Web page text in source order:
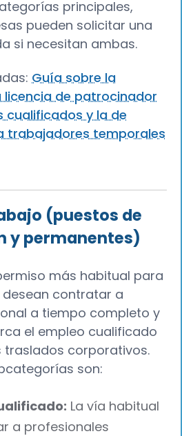
principales,
pueden solicitar una
si necesitan ambas.
Guía sobre la
licencia de patrocinador
y la de
trabajadores temporales
(puestos de
y permanentes)
más habitual para
contratar a
a tiempo completo y
el empleo cualificado
traslados corporativos.
son:
La vía habitual
a profesionales